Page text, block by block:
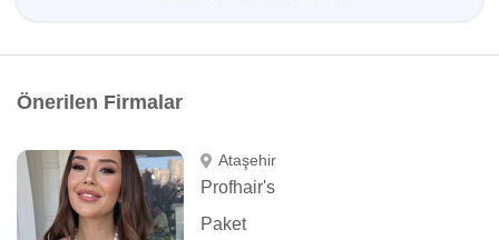
Önerilen Firmalar
Ataşehir
Profhair's
Paket